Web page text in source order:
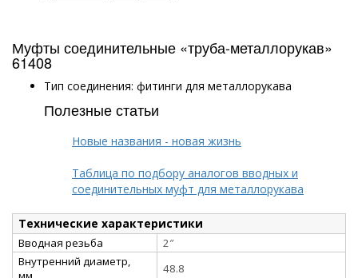
Муфты соединительные «труба-металлорукав»
61408
Тип соединения: фитинги для металлорукава
Полезные статьи
Новые названия - новая жизнь
Таблица по подбору аналогов вводных и
соединительных муфт для металлорукава
Технические характеристики
Вводная резьба
2″
Внутренний диаметр,
48.8